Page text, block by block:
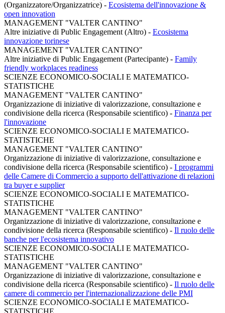
(Organizzatore/Organizzatrice) - Ecosistema dell'innovazione &
open innovation
MANAGEMENT "VALTER CANTINO"
Altre iniziative di Public Engagement (Altro) - Ecosistema
innovazione torinese
MANAGEMENT "VALTER CANTINO"
Altre iniziative di Public Engagement (Partecipante) - Family
friendly workplaces readiness
SCIENZE ECONOMICO-SOCIALI E MATEMATICO-
STATISTICHE
MANAGEMENT "VALTER CANTINO"
Organizzazione di iniziative di valorizzazione, consultazione e
condivisione della ricerca (Responsabile scientifico) - Finanza per
l'innovazione
SCIENZE ECONOMICO-SOCIALI E MATEMATICO-
STATISTICHE
MANAGEMENT "VALTER CANTINO"
Organizzazione di iniziative di valorizzazione, consultazione e
condivisione della ricerca (Responsabile scientifico) - I programmi
delle Camere di Commercio a supporto dell'attivazione di relazioni
tra buyer e supplier
SCIENZE ECONOMICO-SOCIALI E MATEMATICO-
STATISTICHE
MANAGEMENT "VALTER CANTINO"
Organizzazione di iniziative di valorizzazione, consultazione e
condivisione della ricerca (Responsabile scientifico) - Il ruolo delle
banche per l'ecosistema innovativo
SCIENZE ECONOMICO-SOCIALI E MATEMATICO-
STATISTICHE
MANAGEMENT "VALTER CANTINO"
Organizzazione di iniziative di valorizzazione, consultazione e
condivisione della ricerca (Responsabile scientifico) - Il ruolo delle
camere di commercio per l'internazionalizzazione delle PMI
SCIENZE ECONOMICO-SOCIALI E MATEMATICO-
STATISTICHE